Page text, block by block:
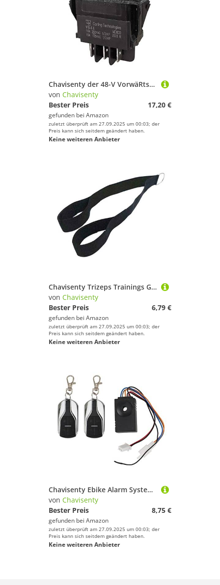
Chavisenty der 48-V VorwäRts- / RüCkwäRts Schalter für Club CAR und Precedent 1996-Up Elektrische Golf Wagen ZubehöR 101856002
von Chavisenty
Bester Preis
17,20 €
gefunden bei Amazon
zuletzt überprüft am 27.09.2025 um 00:03; der
Preis kann sich seitdem geändert haben.
Keine weiteren Anbieter
Chavisenty Trizeps Trainings GeräT Seil Nylon Pull Down Cord für Muskel Training Fitness Bodybuilding ÜBungs Training
von Chavisenty
Bester Preis
6,79 €
gefunden bei Amazon
zuletzt überprüft am 27.09.2025 um 00:03; der
Preis kann sich seitdem geändert haben.
Keine weiteren Anbieter
Chavisenty Ebike Alarm System 36V 48V 60V 72V mit Schalter für Elektrofahrrad/Scooter Ebike/Brushless Controller
von Chavisenty
Bester Preis
8,75 €
gefunden bei Amazon
zuletzt überprüft am 27.09.2025 um 00:03; der
Preis kann sich seitdem geändert haben.
Keine weiteren Anbieter